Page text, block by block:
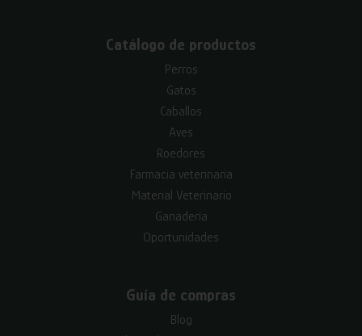
Catálogo de productos
Perros
Gatos
Caballos
Aves
Roedores
Farmacia veterinaria
Material Veterinario
Ganadería
Oportunidades
Guía de compras
Blog